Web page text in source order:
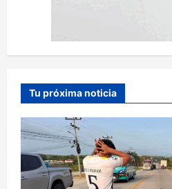
Tu próxima noticia